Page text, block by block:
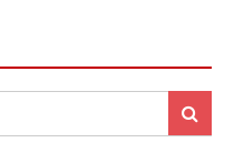
Search